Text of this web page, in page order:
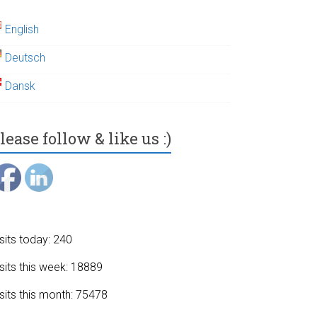
English
Deutsch
Dansk
follow & like us :)
today: 240
this week: 18889
this month: 75478